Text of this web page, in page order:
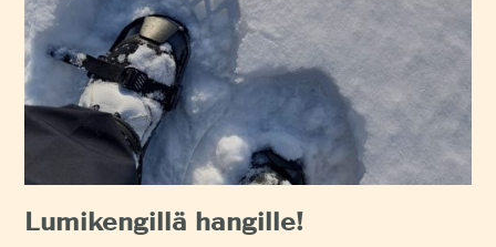
Lumikengillä hangille!